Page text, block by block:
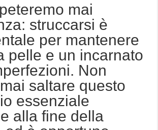
in
1,
la
rivoluzione
nel
mio
bagno!
mai
struccarsi è
per mantenere
pelle e un incarnato
Non
saltare questo
essenziale
alla fine della